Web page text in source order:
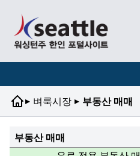
▸ 벼룩시장 ▸ 부동산 매매
부동산 매매